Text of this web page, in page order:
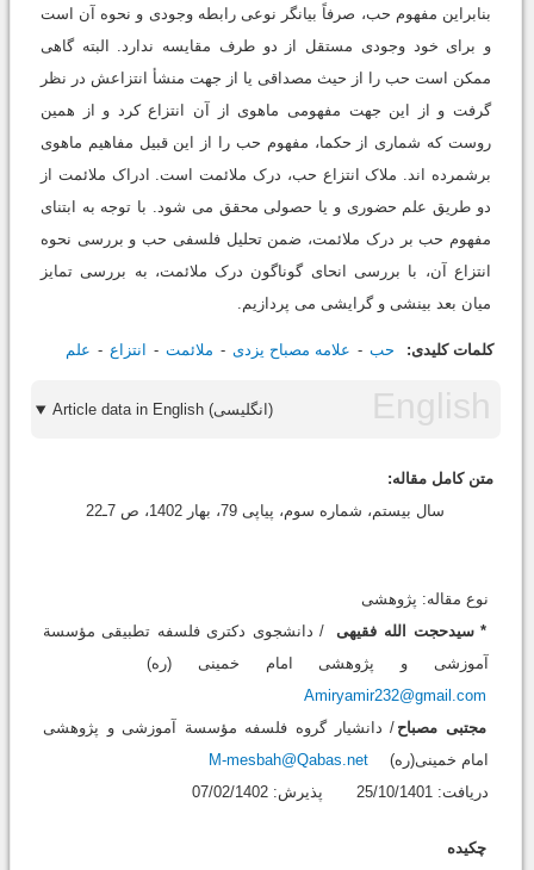
بنابراین مفهوم حب، صرفاً بیانگر نوعی رابطه وجودی و نحوه آن است
و برای خود وجودی مستقل از دو طرف مقایسه ندارد. البته گاهی
ممکن است حب را از حیث مصداقی یا از جهت منشأ انتزاعش در نظر
گرفت و از این جهت مفهومی ماهوی از آن انتزاع کرد و از همین
روست که شماری از حکما، مفهوم حب را از این قبیل مفاهیم ماهوی
برشمرده اند. ملاک انتزاع حب، درک ملائمت است. ادراک ملائمت از
دو طریق علم حضوری و یا حصولی محقق می شود. با توجه به ابتنای
مفهوم حب بر درک ملائمت، ضمن تحلیل فلسفی حب و بررسی نحوه
انتزاع آن، با بررسی انحای گوناگون درک ملائمت، به بررسی تمایز
میان بعد بینشی و گرایشی می پردازیم.
کلمات کلیدی: حب علامه مصباح یزدی ملائمت انتزاع علم‌
Article data in English (انگلیسی)
متن کامل مقاله:
سال بیستم، شماره سوم، پیاپی 79، بهار 1402، ص 7ـ22
نوع مقاله: پژوهشی
* سیدحجت الله فقیهی
/ دانشجوی دکتری فلسفه تطبیقی مؤسسة
آموزشی و پژوهشی امام خمینی (ره)
Amiryamir232@gmail.com
مجتبی مصباح / دانشیار گروه فلسفه مؤسسة آموزشی و پژوهشی
امام خمینی(ره)
M-mesbah@Qabas.net
دریافت: 25/10/1401 پذیرش: 07/02/1402
چکیده